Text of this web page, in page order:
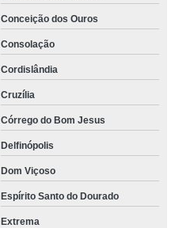
Conceição dos Ouros
Consolação
Cordislândia
Cruzília
Córrego do Bom Jesus
Delfinópolis
Dom Viçoso
Espírito Santo do Dourado
Extrema